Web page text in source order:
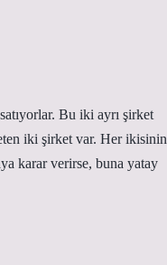
Bu iki ayrı şirket
iki şirket var. Her ikisinin
karar verirse, buna yatay